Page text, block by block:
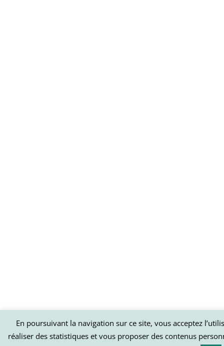
En poursuivant la navigation sur ce site, vous acceptez
réaliser des statistiques et vous proposer des contenus